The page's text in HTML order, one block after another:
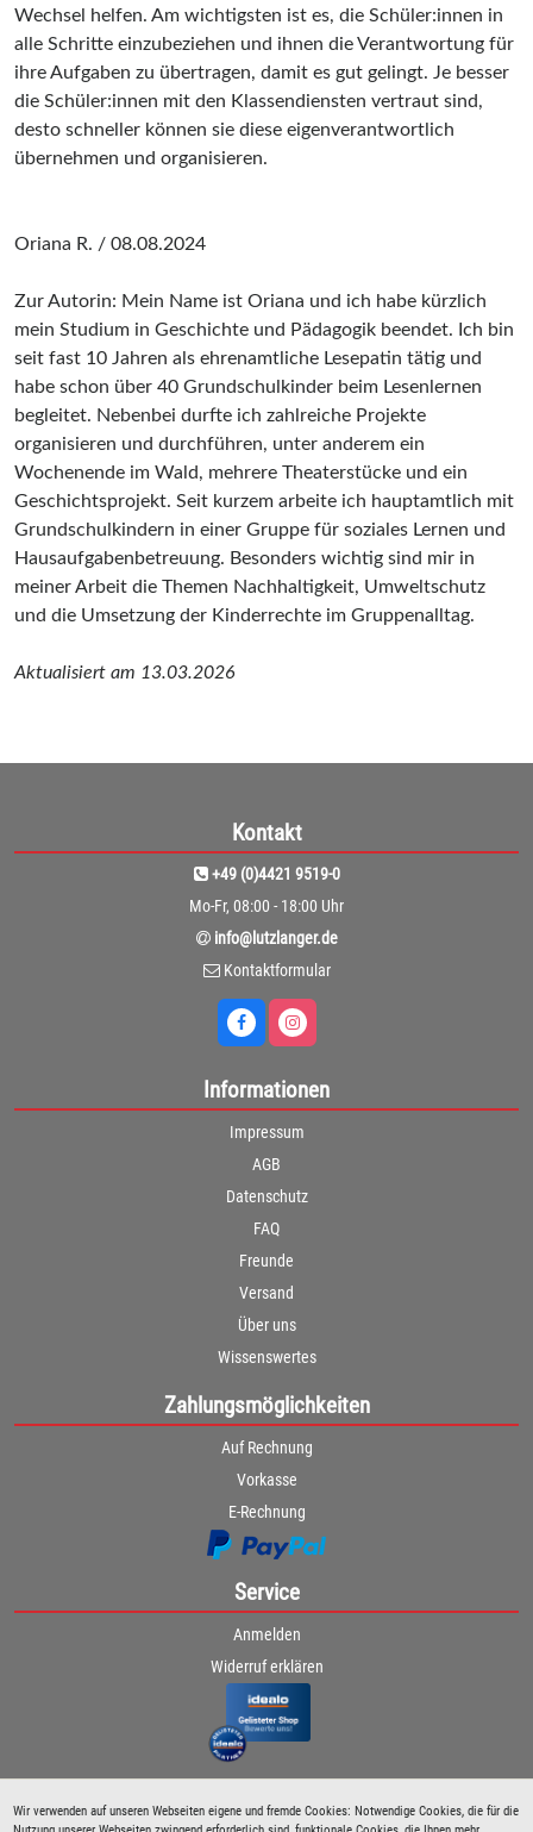
Wir verwenden auf unseren Webseiten eigene und fremde Cookies: Notwendige Cookies, die für die
Wechsel helfen. Am wichtigsten ist es, die Schüler:innen in
alle Schritte einzubeziehen und ihnen die Verantwortung für
ihre Aufgaben zu übertragen, damit es gut gelingt. Je besser
die Schüler:innen mit den Klassendiensten vertraut sind,
desto schneller können sie diese eigenverantwortlich
übernehmen und organisieren.
Oriana R. / 08.08.2024
Zur Autorin: Mein Name ist Oriana und ich habe kürzlich
mein Studium in Geschichte und Pädagogik beendet. Ich bin
seit fast 10 Jahren als ehrenamtliche Lesepatin tätig und
habe schon über 40 Grundschulkinder beim Lesenlernen
begleitet. Nebenbei durfte ich zahlreiche Projekte
organisieren und durchführen, unter anderem ein
Wochenende im Wald, mehrere Theaterstücke und ein
Geschichtsprojekt. Seit kurzem arbeite ich hauptamtlich mit
Grundschulkindern in einer Gruppe für soziales Lernen und
Hausaufgabenbetreuung. Besonders wichtig sind mir in
meiner Arbeit die Themen Nachhaltigkeit, Umweltschutz
und die Umsetzung der Kinderrechte im Gruppenalltag.
Aktualisiert am 13.03.2026
Kontakt
+49 (0)4421 9519-0
Mo-Fr, 08:00 - 18:00 Uhr
info@lutzlanger.de
Kontaktformular
Informationen
Impressum
AGB
Datenschutz
FAQ
Freunde
Versand
Über uns
Wissenswertes
Zahlungsmöglichkeiten
Auf Rechnung
Vorkasse
E-Rechnung
Service
Anmelden
Widerruf erklären